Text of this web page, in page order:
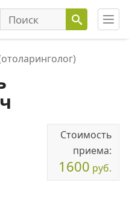
Стоимость
приема:
1600 руб.